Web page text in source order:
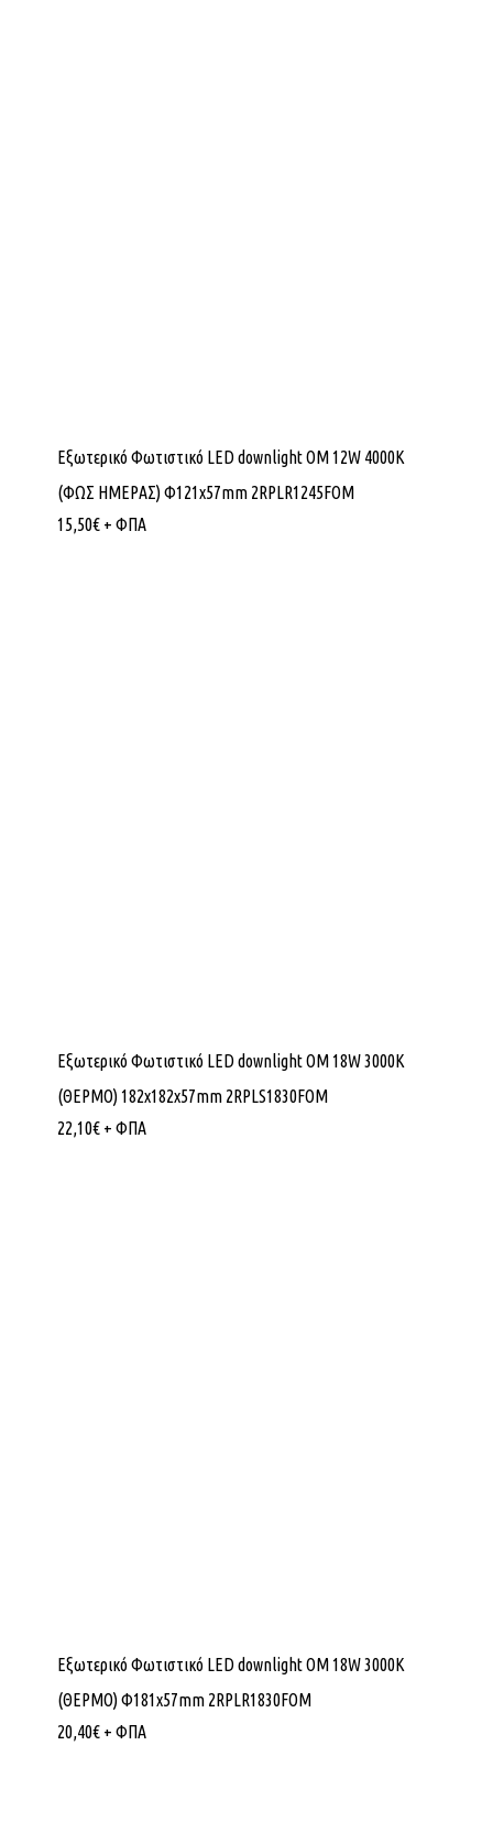
Εξωτερικό Φωτιστικό LED downlight OM 12W 4000K
(ΦΩΣ ΗΜΕΡΑΣ) Φ121x57mm 2RPLR1245FOM
15,50€ + ΦΠΑ
Εξωτερικό Φωτιστικό LED downlight OM 18W 3000K
(ΘΕΡΜΟ) 182x182x57mm 2RPLS1830FOM
22,10€ + ΦΠΑ
Εξωτερικό Φωτιστικό LED downlight OM 18W 3000K
(ΘΕΡΜΟ) Φ181x57mm 2RPLR1830FOM
20,40€ + ΦΠΑ